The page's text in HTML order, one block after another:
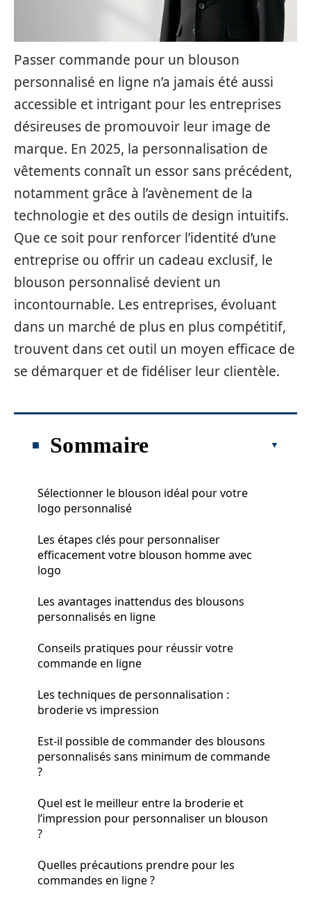
Passer commande pour un blouson
personnalisé en ligne n’a jamais été aussi
accessible et intrigant pour les entreprises
désireuses de promouvoir leur image de
marque. En 2025, la personnalisation de
vêtements connaît un essor sans précédent,
notamment grâce à l’avènement de la
technologie et des outils de design intuitifs.
Que ce soit pour renforcer l’identité d’une
entreprise ou offrir un cadeau exclusif, le
blouson personnalisé devient un
incontournable. Les entreprises, évoluant
dans un marché de plus en plus compétitif,
trouvent dans cet outil un moyen efficace de
se démarquer et de fidéliser leur clientèle.
Sommaire
Sélectionner le blouson idéal pour votre
logo personnalisé
Les étapes clés pour personnaliser
efficacement votre blouson homme avec
logo
Les avantages inattendus des blousons
personnalisés en ligne
Conseils pratiques pour réussir votre
commande en ligne
Les techniques de personnalisation :
broderie vs impression
Est-il possible de commander des blousons
personnalisés sans minimum de commande
?
Quel est le meilleur entre la broderie et
l’impression pour personnaliser un blouson
?
Quelles précautions prendre pour les
commandes en ligne ?